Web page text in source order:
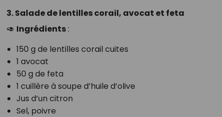
3. Salade de lentilles corail, avocat et feta
🥑 Ingrédients:
150 g de lentilles corail cuites
1 avocat
50 g de feta
1 cuillère à soupe d’huile d’olive
Jus d’un citron
Sel, poivre